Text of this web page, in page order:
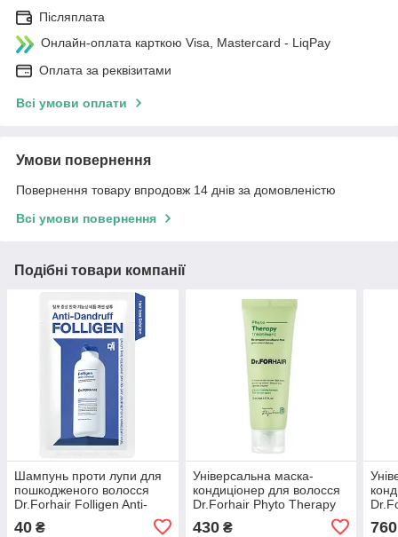
Післяплата
Онлайн-оплата карткою Visa, Mastercard - LiqPay
Оплата за реквізитами
Всі умови оплати
Умови повернення
Повернення товару впродовж 14 днів за домовленістю
Всі умови повернення
Подібні товари компанії
Шампунь проти лупи для
пошкодженого волосся
Dr.Forhair Folligen Anti-
Dandruff Shampoo 10 мл
40 ₴
Універсальна маска-
кондиціонер для волосся
Dr.Forhair Phyto Therapy
430₴ 760